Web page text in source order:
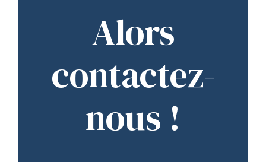
Alors
contactez-
nous !